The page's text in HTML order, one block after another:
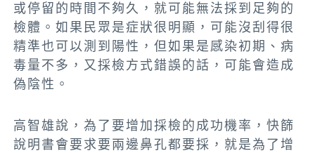
或停留的時間不夠久，就可能無法採到足夠的
檢體。如果民眾是症狀很明顯，可能沒刮得很
精準也可以測到陽性，但如果是感染初期、病
毒量不多，又採檢方式錯誤的話，可能會造成
偽陰性。
高智雄說，為了要增加採檢的成功機率，快篩
說明書會要求要兩邊鼻孔都要採，就是為了增